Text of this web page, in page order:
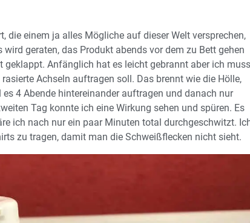
die einem ja alles Mögliche auf dieser Welt versprechen,
geraten, das Produkt abends vor dem zu Bett gehen
Anfänglich hat es leicht gebrannt aber ich muss
Achseln auftragen soll. Das brennt wie die Hölle,
4 Abende hintereinander auftragen und danach nur
Tag konnte ich eine Wirkung sehen und spüren. Es
ich nach nur ein paar Minuten total durchgeschwitzt.
zu tragen, damit man die Schweißflecken nicht sieht.